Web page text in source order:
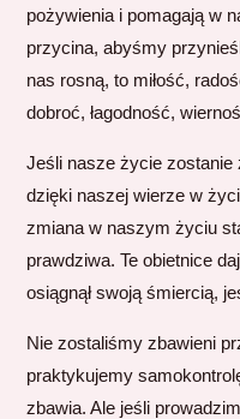
pożywienia i pomagają w
przycina, abyśmy
nas rosną, to miłość,
dobroć, łagodność,
Jeśli nasze życie zostanie
dzięki naszej wierze w
zmiana w naszym życiu
prawdziwa. Te obietnice
osiągnął swoją śmiercią,
Nie zostaliśmy zbawieni
praktykujemy
zbawia. Ale jeśli